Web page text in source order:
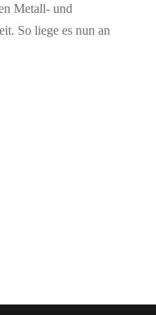
Metall- und
So liege es nun an